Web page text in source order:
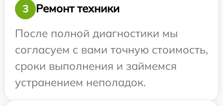
3
Ремонт техники
После полной диагностики мы
согласуем с вами точную стоимость,
сроки выполнения и займемся
устранением неполадок.